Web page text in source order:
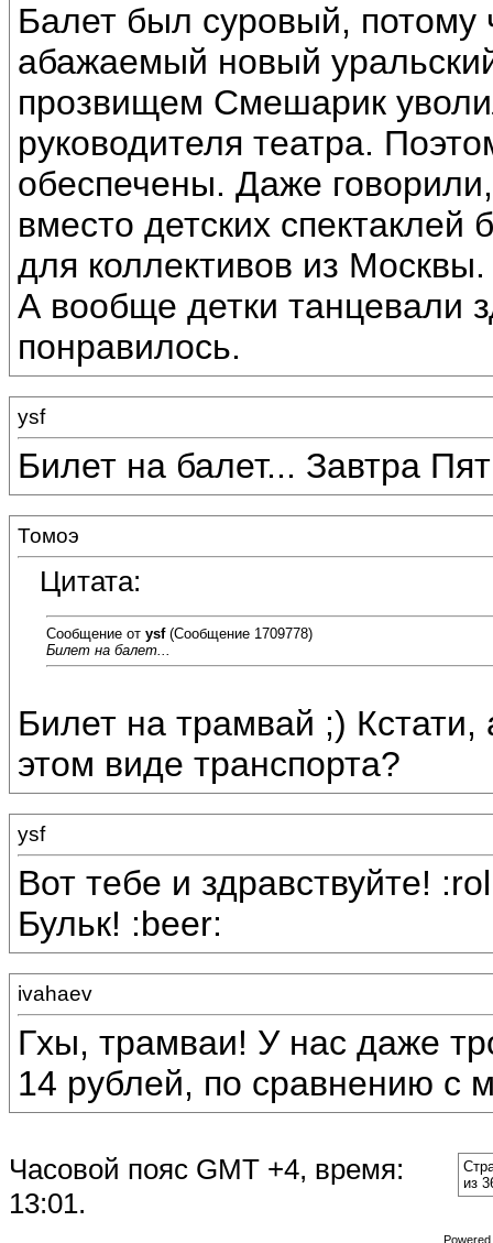
Балет был суровый, потому
абажаемый новый
прозвищем Смешарик
руководителя театра.
обеспечены. Даже
вместо детских
для коллективов из
А вообще детки танцевали
понравилось.
ysf
Билет на балет... Завтра
Томоэ
Цитата:
Сообщение от ysf(Сообщение 1709778)
Билет на балет...
Билет на трамвай ;) Кстати,
этом виде транспорта?
ysf
Вот тебе и здравствуйте!
Бульк! :beer:
ivahaev
Гхы, трамваи! У нас даже
14 рублей, по сравнению с
Часовой пояс GMT +4, время:
13:01.
из